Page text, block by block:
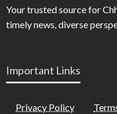
Your trusted source for
timely news, diverse
Important Links
Privacy Policy